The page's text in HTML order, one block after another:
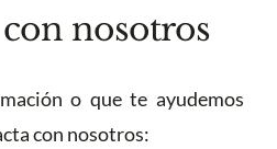
nosotros
o que te ayudemos
con nosotros: